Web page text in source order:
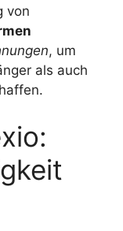
von
, um
als auch